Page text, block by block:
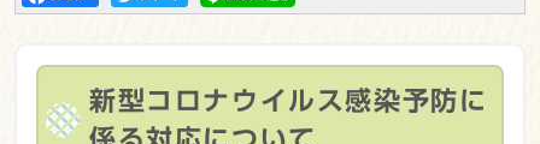
新型コロナウイルス感染予防に
係る対応について